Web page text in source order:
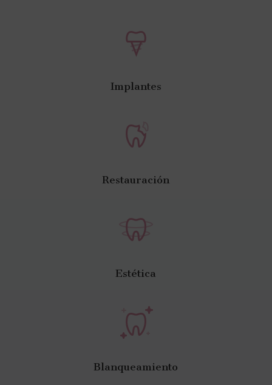
Implantes
Restauración
Estética
Blanqueamiento